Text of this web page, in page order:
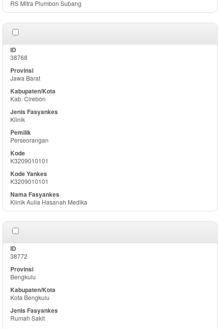
RS Mitra Plumbon Subang
38768
Jawa Barat
Kab. Cirebon
Klinik
Perseorangan
K3209010101
K3209010101
Klinik Aulia Hasanah Medika
38772
Bengkulu
Kota Bengkulu
Rumah Sakit